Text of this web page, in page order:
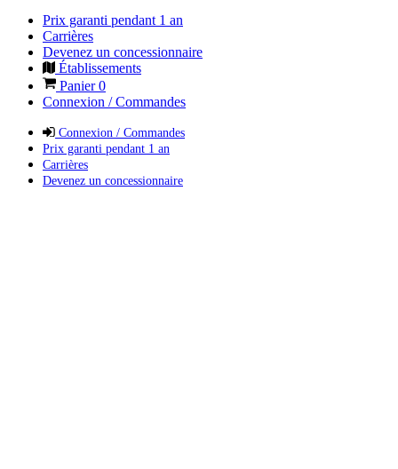
Prix garanti pendant 1 an
Carrières
Devenez un concessionnaire
Établissements
Panier0
Connexion / Commandes
Connexion / Commandes
Prix garanti pendant 1 an
Carrières
Devenez un concessionnaire